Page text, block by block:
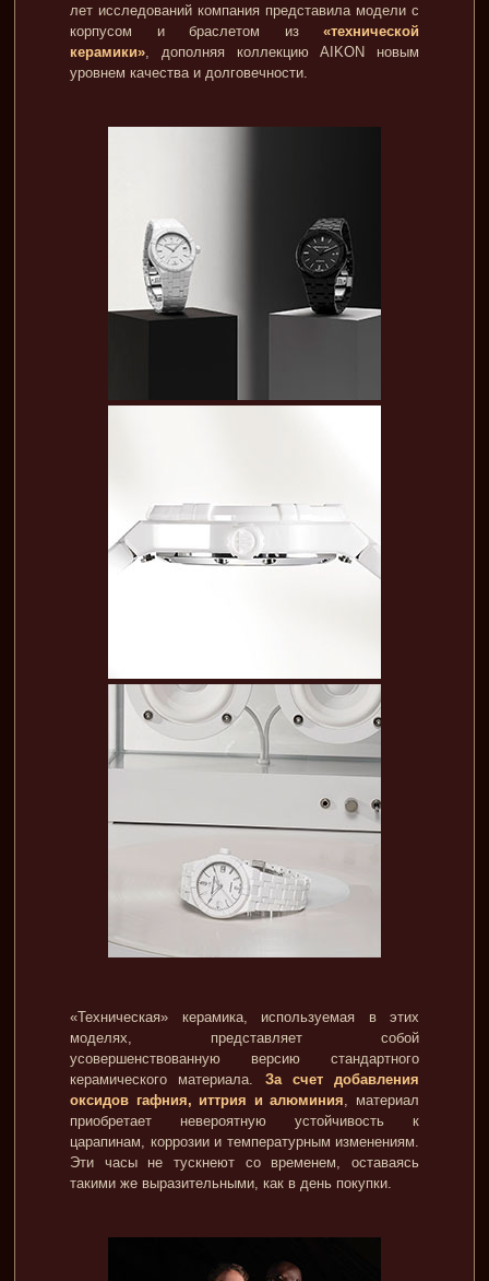
лет исследований компания представила модели с
корпусом и браслетом из «технической
керамики», дополняя коллекцию AIKON новым
уровнем качества и долговечности.
«Техническая» керамика, используемая в этих
моделях, представляет собой
усовершенствованную версию стандартного
керамического материала. За счет добавления
оксидов гафния, иттрия и алюминия, материал
приобретает невероятную устойчивость к
царапинам, коррозии и температурным изменениям.
Эти часы не тускнеют со временем, оставаясь
такими же выразительными, как в день покупки.